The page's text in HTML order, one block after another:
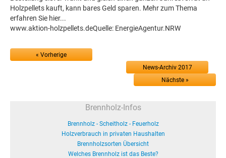
Holzpellets kauft, kann bares Geld sparen. Mehr zum Thema
erfahren Sie hier...
www.aktion-holzpellets.deQuelle: EnergieAgentur.NRW
« Vorherige
News-Archiv 2017
Nächste »
Brennholz-Infos
Brennholz - Scheitholz - Feuerholz
Holzverbrauch in privaten Haushalten
Brennholzsorten Übersicht
Welches Brennholz ist das Beste?